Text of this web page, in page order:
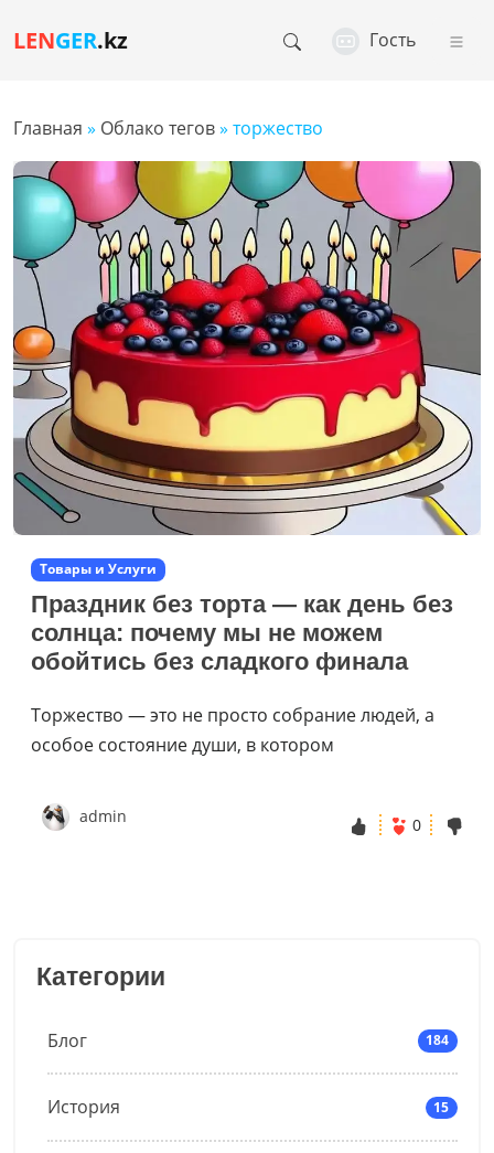
LENGER.kz Гость
Категории
Блог 184
История 15
Главная » Облако тегов» торжество
Товары и Услуги
Праздник без торта — как день без
солнца: почему мы не можем
обойтись без сладкого финала
Торжество — это не просто собрание людей, а
особое состояние души, в котором
admin 0